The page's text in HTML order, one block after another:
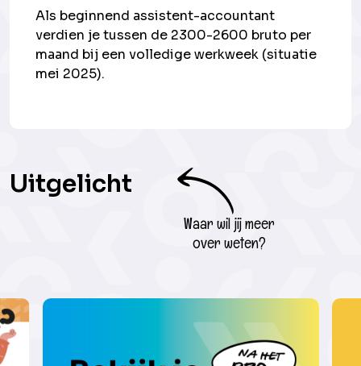
Als beginnend assistent-accountant
verdien je tussen de 2300-2600 bruto per
maand bij een volledige werkweek (situatie
mei 2025).
Uitgelicht
Waar wil jij meer
over weten?